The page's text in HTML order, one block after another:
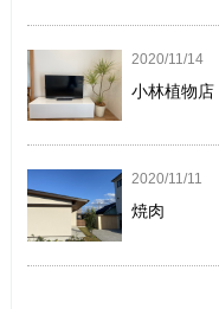
2020/11/14
小林植物店
2020/11/11
焼肉